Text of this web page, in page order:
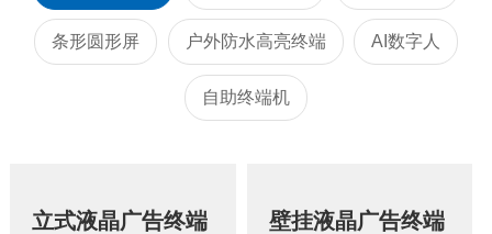
条形圆形屏 户外防水高亮终端 AI数字人
自助终端机
立式液晶广告终端 壁挂液晶广告终端